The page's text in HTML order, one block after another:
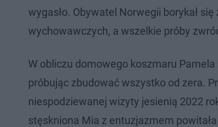
wygasło. Obywatel Norwegii borykał
wychowawczych, a wszelkie próby
W obliczu domowego koszmaru
próbując zbudować wszystko od zera.
niespodziewanej wizyty jesienią 2022
stęskniona Mia z entuzjazmem